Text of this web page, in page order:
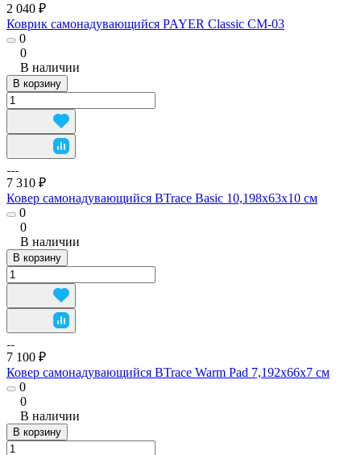
2 040 ₽
Коврик самонадувающийся PAYER Classic CM-03
0
0
В наличии
В корзину
7 310 ₽
Ковер самонадувающийся BTrace Basic 10,198х63х10 см
0
0
В наличии
В корзину
7 100 ₽
Ковер самонадувающийся BTrace Warm Pad 7,192х66х7 см
0
0
В наличии
В корзину